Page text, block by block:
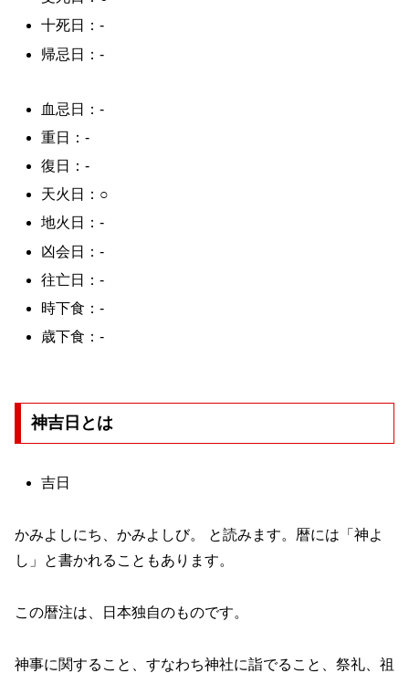
十死日：-
帰忌日：-
血忌日：-
重日：-
復日：-
天火日：○
地火日：-
凶会日：-
往亡日：-
時下食：-
歳下食：-
神吉日とは
吉日
かみよしにち、かみよしび。 と読みます。暦には「神よ
し」と書かれることもあります。
この暦注は、日本独自のものです。
神事に関すること、すなわち神社に詣でること、祭礼、祖